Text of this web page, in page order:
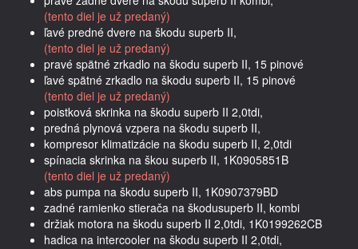
(tento diel je už predaný)
ľavé predné dvere na škodu superb II,
(tento diel je už predaný)
pravé spätné zrkadlo na škodu superb II, 15 pinové
ľavé spätné zrkadlo na škodu superb II, 15 pinové
(tento diel je už predaný)
poistková skrinka na škodu superb II 2,0tdi,
predná plynová vzpera na škodu superb II,
kompresor klimatizácie na škodu superb II, 2,0tdi
spínacia skrinka na škou superb II, 1K0905851B
(tento diel je už predaný)
abs pumpa na škodu superb II, 1K0907379BD
zadné ramienko stierača na škodusuperb II, kombi
držiak motora na škodu superb II 2,0tdi, 1K0199262CB
hadica na intercooler na škodu superb II 2,0tdi,